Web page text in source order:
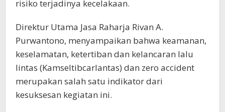
risiko terjadinya kecelakaan.
Direktur Utama Jasa Raharja Rivan A.
Purwantono, menyampaikan bahwa keamanan,
keselamatan, ketertiban dan kelancaran lalu
lintas (Kamseltibcarlantas) dan zero accident
merupakan salah satu indikator dari
kesuksesan kegiatan ini.